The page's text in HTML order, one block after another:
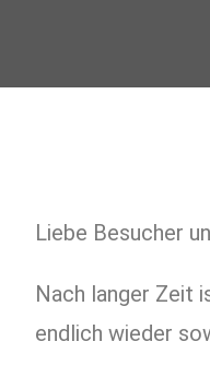
Liebe Besucher
Nach langer Zeit
endlich wieder